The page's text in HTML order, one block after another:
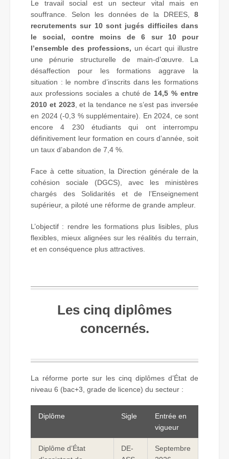
Le travail social est un secteur vital mais en
souffrance. Selon les données de la DREES, 8
recrutements sur 10 sont jugés difficiles dans
le social, contre moins de 6 sur 10 pour
l’ensemble des professions, un écart qui illustre
une pénurie structurelle de main-d’œuvre. La
désaffection pour les formations aggrave la
situation : le nombre d’inscrits dans les formations
aux professions sociales a chuté de 14,5 % entre
2010 et 2023, et la tendance ne s’est pas inversée
en 2024 (-0,3 % supplémentaire). En 2024, ce sont
encore 4 230 étudiants qui ont interrompu
définitivement leur formation en cours d’année, soit
un taux d’abandon de 7,4 %.
Face à cette situation, la Direction générale de la
cohésion sociale (DGCS), avec les ministères
chargés des Solidarités et de l’Enseignement
supérieur, a piloté une réforme de grande ampleur.
L’objectif : rendre les formations plus lisibles, plus
flexibles, mieux alignées sur les réalités du terrain,
et en conséquence plus attractives.
Les cinq diplômes
concernés.
La réforme porte sur les cinq diplômes d’État de
niveau 6 (bac+3, grade de licence) du secteur :
Diplôme Sigle
Entrée en
vigueur
Diplôme d’État
DE-
Septembre